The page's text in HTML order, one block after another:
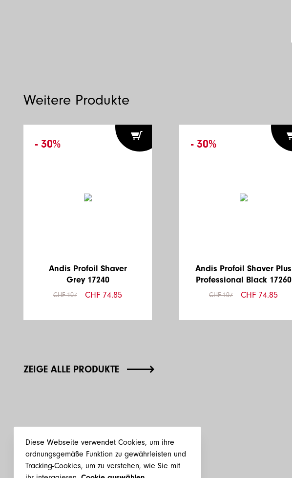
Diese Webseite verwendet Cookies, um ihre
ordnungsgemäße Funktion zu gewährleisten und
Tracking-Cookies, um zu verstehen, wie Sie mit
Weitere Produkte
- 30%
Andis Profoil Shaver
Grey 17240
CHF 107 CHF 74.85
- 30%
Andis Profoil Shaver Plus
Professional Black 17260
CHF 107 CHF 74.85
ZEIGE ALLE PRODUKTE